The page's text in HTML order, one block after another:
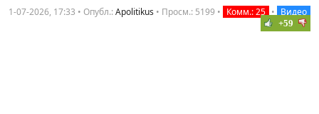
1-07-2026, 17:33 • Опубл.:Apolitikus • Просм.: 5199 • Комм.: 25 • Видео
+59